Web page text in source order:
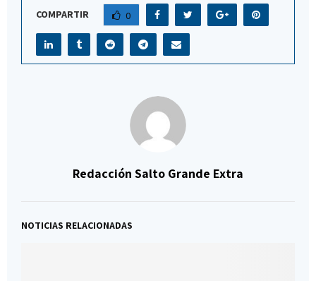
COMPARTIR 0
Redacción Salto Grande Extra
NOTICIAS RELACIONADAS